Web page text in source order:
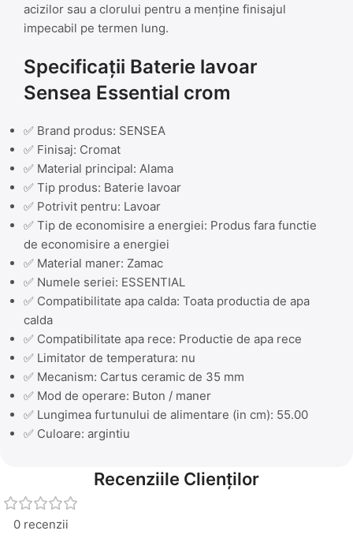
acizilor sau a clorului pentru a menține finisajul
impecabil pe termen lung.
Specificații Baterie lavoar
Sensea Essential crom
✅ Brand produs: SENSEA
✅ Finisaj: Cromat
✅ Material principal: Alama
✅ Tip produs: Baterie lavoar
✅ Potrivit pentru: Lavoar
✅ Tip de economisire a energiei: Produs fara functie
de economisire a energiei
✅ Material maner: Zamac
✅ Numele seriei: ESSENTIAL
✅ Compatibilitate apa calda: Toata productia de apa
calda
✅ Compatibilitate apa rece: Productie de apa rece
✅ Limitator de temperatura: nu
✅ Mecanism: Cartus ceramic de 35 mm
✅ Mod de operare: Buton / maner
✅ Lungimea furtunului de alimentare (in cm): 55.00
✅ Culoare: argintiu
Recenziile Clienților
0 recenzii